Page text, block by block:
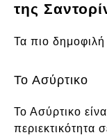
της
Τα πιο δημοφιλή
Το Ασύρτικο
Το Ασύρτικο
περιεκτικότητα